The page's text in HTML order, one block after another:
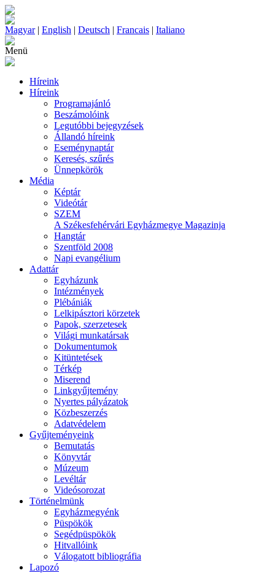
Magyar| English | Deutsch | Francais | Italiano
Menü
Híreink
Híreink
Programajánló
Beszámolóink
Legutóbbi bejegyzések
Állandó híreink
Eseménynaptár
Keresés, szűrés
Ünnepkörök
Média
Képtár
Videótár
SZEM
A Székesfehérvári Egyházmegye Magazinja
Hangtár
Szentföld 2008
Napi evangélium
Adattár
Egyházunk
Intézmények
Plébániák
Lelkipásztori körzetek
Papok, szerzetesek
Világi munkatársak
Dokumentumok
Kitüntetések
Térkép
Miserend
Linkgyűjtemény
Nyertes pályázatok
Közbeszerzés
Adatvédelem
Gyűjteményeink
Bemutatás
Könyvtár
Múzeum
Levéltár
Videósorozat
Történelmünk
Egyházmegyénk
Püspökök
Segédpüspökök
Hitvallóink
Válogatott bibliográfia
Lapozó